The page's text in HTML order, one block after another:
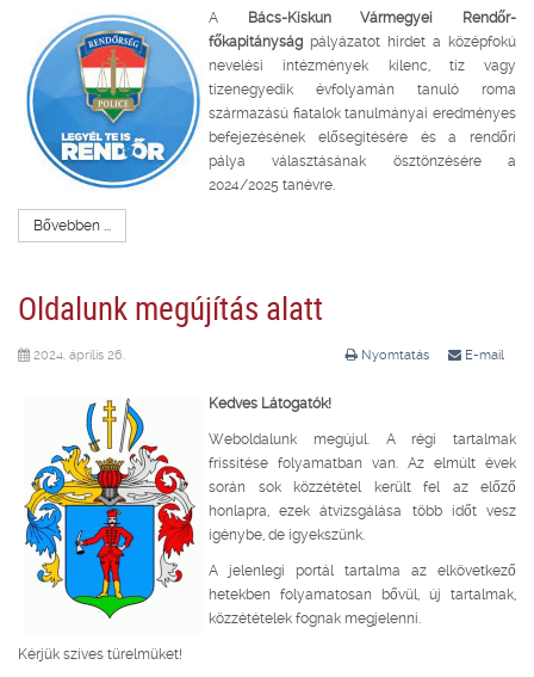
A
Bács-Kiskun Vármegyei Rendőr-
főkapitányság pályázatot hirdet a középfokú
nevelési intézmények kilenc, tíz vagy
tizenegyedik évfolyamán tanuló roma
származású fiatalok tanulmányai eredményes
befejezésének elősegítésére és a rendőri
pálya választásának ösztönzésére a
2024/2025 tanévre.
Bővebben ...
Oldalunk megújítás alatt
Nyomtatás E-mail
2024. április 26.
Kedves Látogatók!
Weboldalunk megújul. A régi tartalmak
frissítése folyamatban van. Az elmúlt évek
során sok közzététel került fel az előző
honlapra, ezek átvizsgálása több időt vesz
igénybe, de igyekszünk.
A jelenlegi portál tartalma az elkövetkező
hetekben folyamatosan bővül, új tartalmak,
közzétételek fognak megjelenni.
Kérjük szíves türelmüket!